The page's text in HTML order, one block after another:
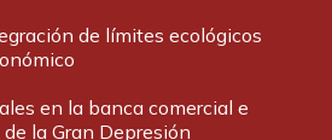
de límites ecológicos
en la banca comercial e
la Gran Depresión